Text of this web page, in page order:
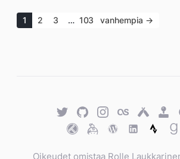
1 2 3 … 103 vanhempia →
TwitterGitHubTwitterLast.fm
TraktKeybaseWordPress
WordPress
Strava
Oikeudet omistaa Rolle